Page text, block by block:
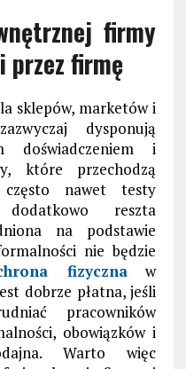
firmy
firmę
sklepów, marketów i
dysponują
doświadczeniem i
które przechodzą
nawet testy
dodatkowo reszta
na podstawie
nie będzie
fizycznaw
dobrze płatna, jeśli
pracowników
obowiązków i
Warto więc